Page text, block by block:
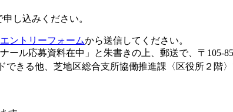
し込みください。
エントリーフォームから送信してください。
ール応募資料在中」と朱書きの上、郵送で、〒
できる他、芝地区総合支所協働推進課〈区役所２階〉